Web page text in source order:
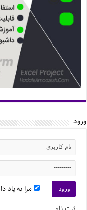
ورود
مرا به یاد